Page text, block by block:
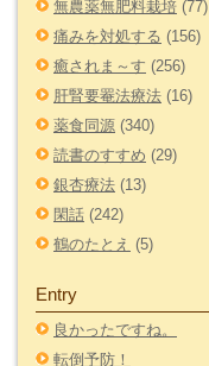
無農薬無肥料栽培 (77)
痛みを対処する (156)
癒されま～す (256)
肝腎要罨法療法 (16)
薬食同源 (340)
読書のすすめ (29)
銀杏療法 (13)
閑話 (242)
鶴のたとえ (5)
Entry
良かったですね。
転倒予防！